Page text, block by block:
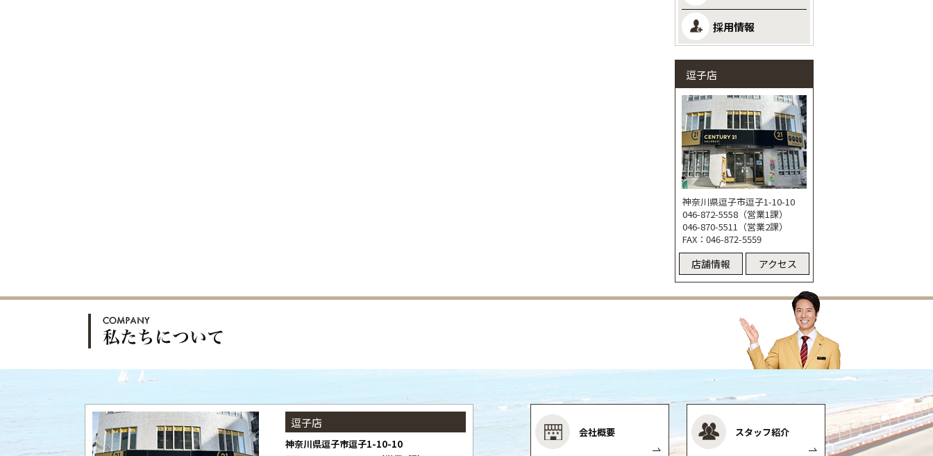
採用情報
逗子店
神奈川県逗子市逗子1-10-10
046-872-5558（営業1課）
046-870-5511（営業2課）
FAX：046-872-5559
店舗情報 アクセス
逗子店
神奈川県逗子市逗子1-10-10
会社概要 スタッフ紹介